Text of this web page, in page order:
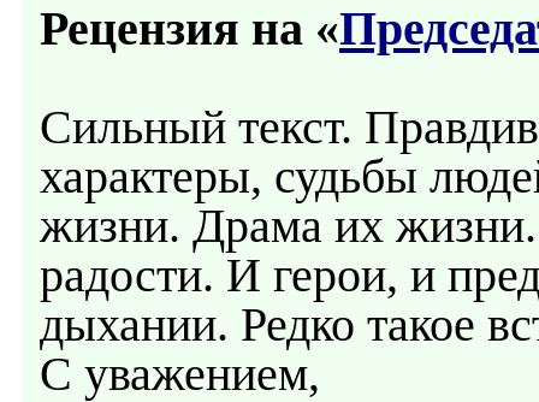
Рецензия на «
Сильный текст.
характеры, судьбы
жизни. Драма их
радости. И герои, и
дыхании. Редко такое
С уважением,